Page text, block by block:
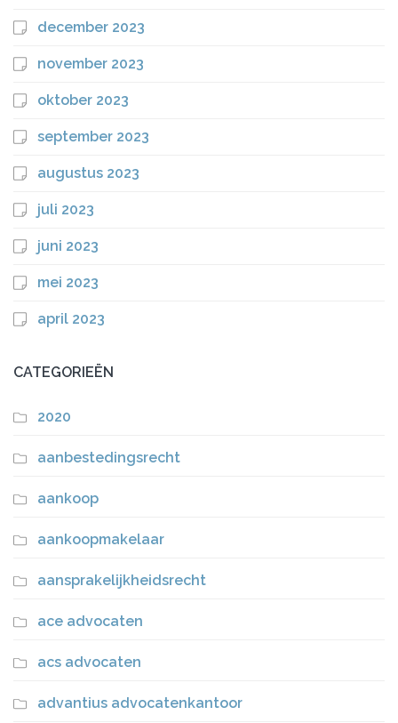
december 2023
november 2023
oktober 2023
september 2023
augustus 2023
juli 2023
juni 2023
mei 2023
april 2023
CATEGORIEËN
2020
aanbestedingsrecht
aankoop
aankoopmakelaar
aansprakelijkheidsrecht
ace advocaten
acs advocaten
advantius advocatenkantoor